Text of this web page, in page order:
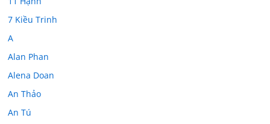
7 Kiều Trinh
A
Alan Phan
Alena Doan
An Thảo
An Tú